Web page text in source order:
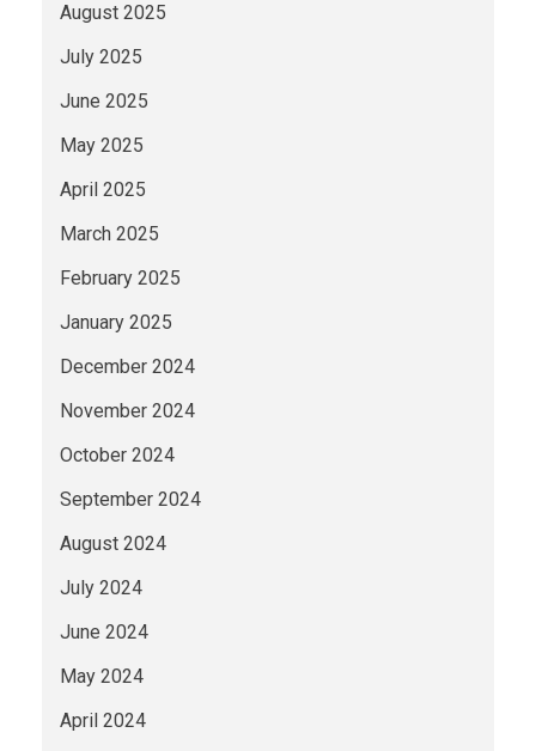
August 2025
July 2025
June 2025
May 2025
April 2025
March 2025
February 2025
January 2025
December 2024
November 2024
October 2024
September 2024
August 2024
July 2024
June 2024
May 2024
April 2024